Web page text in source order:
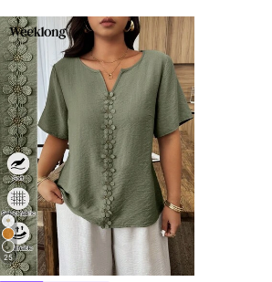
25